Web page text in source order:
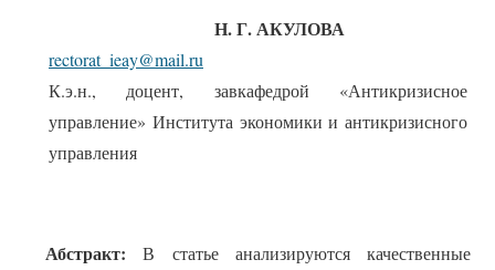
Н. Г. АКУЛОВА
rectorat_ieay@mail.ru
К.э.н., доцент, завкафедрой «Антикризисное
управление» Института экономики и антикризисного
управления
Абстракт: В статье анализируются качественные